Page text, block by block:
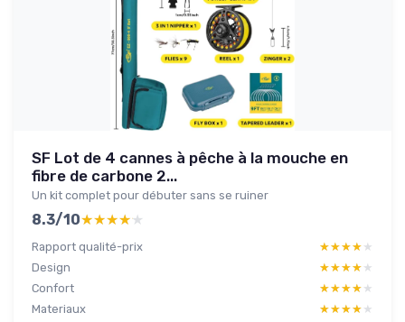
SF Lot de 4 cannes à pêche à la mouche en
fibre de carbone 2...
Un kit complet pour débuter sans se ruiner
8.3/10★★★★★
★★★★★
Rapport qualité-prix ★★★★★
★★★★★
Design
★★★★★
★★★★★
Confort
★★★★★
★★★★★
Materiaux
★★★★★
★★★★★